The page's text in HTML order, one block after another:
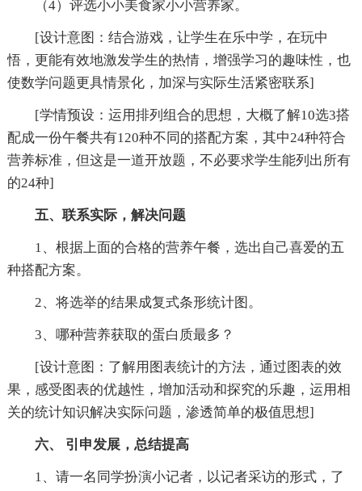
（4）评选小小美食家小小营养家。
[设计意图：结合游戏，让学生在乐中学，在玩中
悟，更能有效地激发学生的热情，增强学习的趣味性，也
使数学问题更具情景化，加深与实际生活紧密联系]
[学情预设：运用排列组合的思想，大概了解10选3搭
配成一份午餐共有120种不同的搭配方案，其中24种符合
营养标准，但这是一道开放题，不必要求学生能列出所有
的24种]
五、联系实际，解决问题
1、根据上面的合格的营养午餐，选出自己喜爱的五
种搭配方案。
2、将选举的结果成复式条形统计图。
3、哪种营养获取的蛋白质最多？
[设计意图：了解用图表统计的方法，通过图表的效
果，感受图表的优越性，增加活动和探究的乐趣，运用相
关的统计知识解决实际问题，渗透简单的极值思想]
六、 引申发展，总结提高
1、请一名同学扮演小记者，以记者采访的形式，了